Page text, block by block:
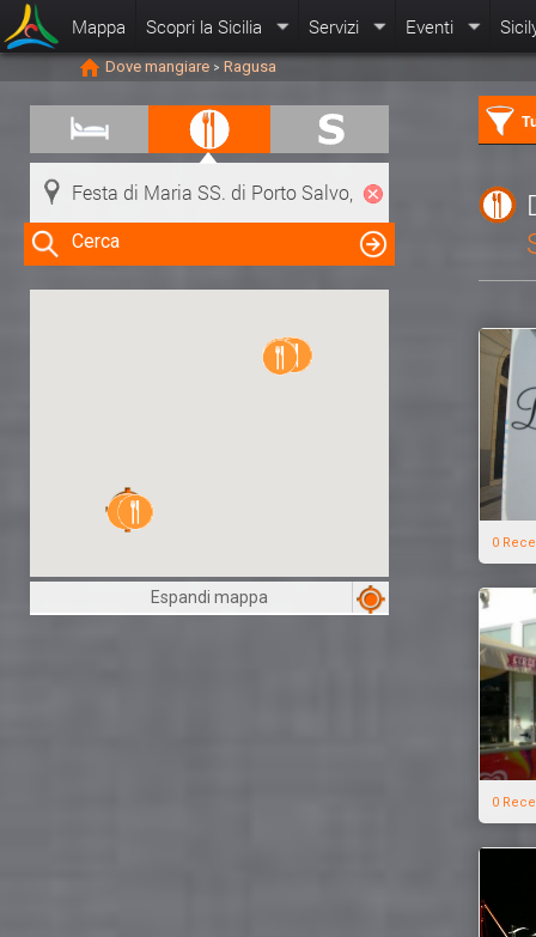
Mappa Scopri la Sicilia Servizi Eventi
Dove mangiare > Ragusa
Cerca
Espandi mappa
0
0